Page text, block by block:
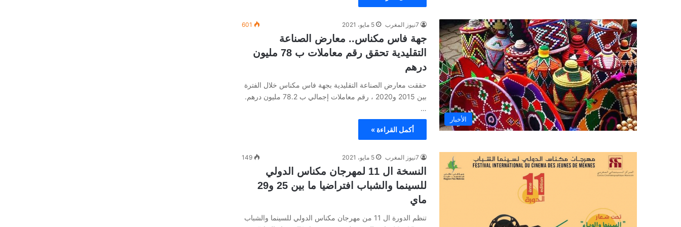
الأخبار
7نيوز المغرب 5 مايو، 2021 601
جهة فاس مكناس.. معارض الصناعة
التقليدية تحقق رقم معاملات ب 78 مليون
درهم
حققت معارض الصناعة التقليدية بجهة فاس مكناس خلال الفترة
بين 2015 و2020 ، رقم معاملات إجمالي ب 78.2 مليون درهم.
…
أكمل القراءة »
7نيوز المغرب 5 مايو، 2021 149
النسخة ال 11 لمهرجان مكناس الدولي
للسينما والشباب افتراضيا ما بين 25 و29
ماي
تنظم الدورة ال 11 من مهرجان مكناس الدولي للسينما والشباب